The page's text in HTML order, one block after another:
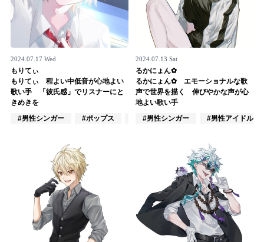
2024.07.17 Wed
もりてぃ
もりてぃ 程よい中低音が心地よい
歌い手 「彼氏感」でリスナーにと
きめきを
#男性シンガー
#ポップス #アニメ/ゲーム
2024.07.13 Sat
るかにょん✿
るかにょん✿ エモーショナルな歌
声で世界を描く 伸びやかな声が心
地よい歌い手
#男性シンガー
#男性アイドル